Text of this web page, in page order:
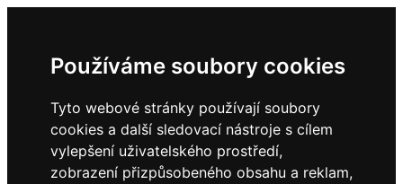
Používáme soubory cookies
Tyto webové stránky používají soubory
cookies a další sledovací nástroje s cílem
vylepšení uživatelského prostředí,
zobrazení přizpůsobeného obsahu a reklam,